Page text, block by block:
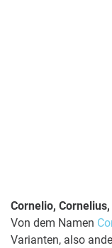
Cornelio,
Von dem Namen
Varianten, also